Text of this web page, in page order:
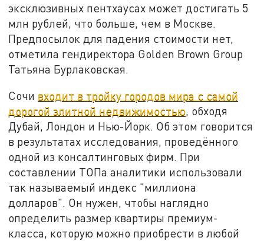
эксклюзивных пентхаусах может достигать 5
млн рублей, что больше, чем в Москве.
Предпосылок для падения стоимости нет,
отметила гендиректора Golden Brown Group
Татьяна Бурлаковская.
Сочи входит в тройку городов мира с самой
дорогой элитной недвижимостью, обходя
Дубай, Лондон и Нью-Йорк. Об этом говорится
в результатах исследования, проведённого
одной из консалтинговых фирм. При
составлении ТОПа аналитики использовали
так называемый индекс "миллиона
долларов". Он нужен, чтобы наглядно
определить размер квартиры премиум-
класса, которую можно приобрести в любой